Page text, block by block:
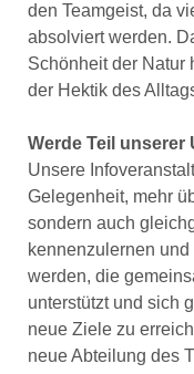
den Teamgeist, da
absolviert werden.
Schönheit der Natur
der Hektik des
Werde Teil unserer
Unsere
Gelegenheit, mehr
sondern auch
kennenzulernen
werden, die
unterstützt und sich
neue Ziele zu
neue Abteilung des